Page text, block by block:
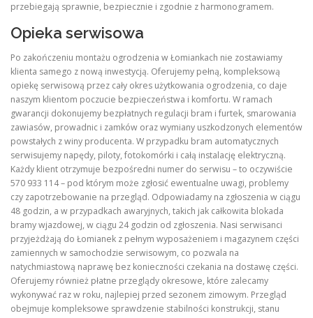
przebiegają sprawnie, bezpiecznie i zgodnie z harmonogramem.
Opieka serwisowa
Po zakończeniu montażu ogrodzenia w Łomiankach nie zostawiamy
klienta samego z nową inwestycją. Oferujemy pełną, kompleksową
opiekę serwisową przez cały okres użytkowania ogrodzenia, co daje
naszym klientom poczucie bezpieczeństwa i komfortu. W ramach
gwarancji dokonujemy bezpłatnych regulacji bram i furtek, smarowania
zawiasów, prowadnic i zamków oraz wymiany uszkodzonych elementów
powstałych z winy producenta. W przypadku bram automatycznych
serwisujemy napędy, piloty, fotokomórki i całą instalację elektryczną.
Każdy klient otrzymuje bezpośredni numer do serwisu – to oczywiście
570 933 114 – pod którym może zgłosić ewentualne uwagi, problemy
czy zapotrzebowanie na przegląd. Odpowiadamy na zgłoszenia w ciągu
48 godzin, a w przypadkach awaryjnych, takich jak całkowita blokada
bramy wjazdowej, w ciągu 24 godzin od zgłoszenia. Nasi serwisanci
przyjeżdżają do Łomianek z pełnym wyposażeniem i magazynem części
zamiennych w samochodzie serwisowym, co pozwala na
natychmiastową naprawę bez konieczności czekania na dostawę części.
Oferujemy również płatne przeglądy okresowe, które zalecamy
wykonywać raz w roku, najlepiej przed sezonem zimowym. Przegląd
obejmuje kompleksowe sprawdzenie stabilności konstrukcji, stanu